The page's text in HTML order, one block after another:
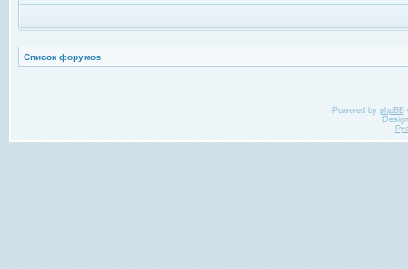
Список форумов
Powered by phpBB